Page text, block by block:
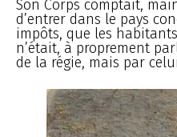
Son Corps comptait,
d’entrer dans le pays
impôts, que les
n’était, à proprement
de la régie, mais par